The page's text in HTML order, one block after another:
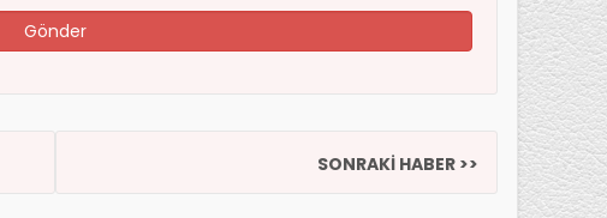
SONRAKİ HABER >>